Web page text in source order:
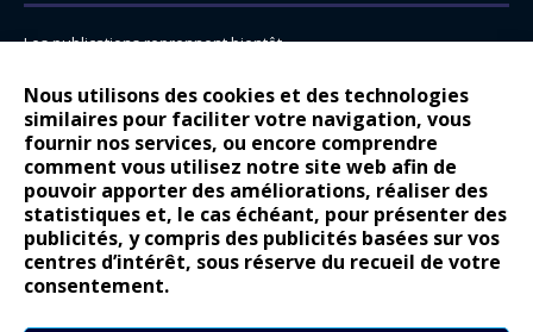
Nous utilisons des cookies et des technologies
similaires pour faciliter votre navigation, vous
fournir nos services, ou encore comprendre
comment vous utilisez notre site web afin de
pouvoir apporter des améliorations, réaliser des
statistiques et, le cas échéant, pour présenter des
publicités, y compris des publicités basées sur vos
centres d’intérêt, sous réserve du recueil de votre
consentement.
Les publications reprennent bientôt…
14 juillet : nouveau film de marque pour Citroën
Renault Espace : voyage, voyage…
Peugeot E-208 GTi : naissance d’une légende
COMMENTAIRES RÉCENTS
Bernard Dardartdans